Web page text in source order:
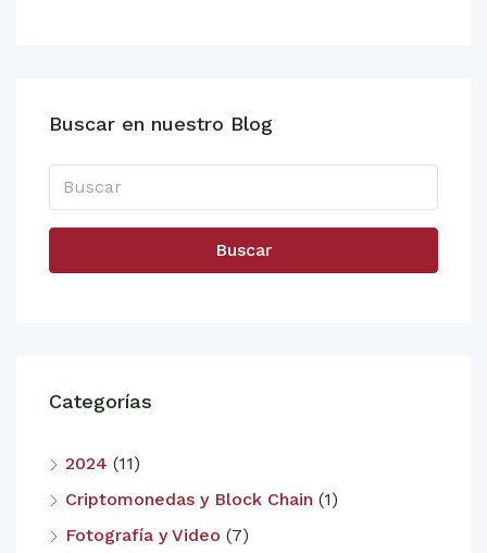
Buscar en nuestro Blog
Buscar
Categorías
2024 (11)
Criptomonedas y Block Chain (1)
Fotografía y Video (7)